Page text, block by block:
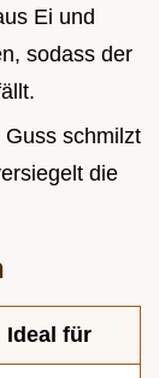
Ei und
sodass der
schmilzt
die
Ideal für